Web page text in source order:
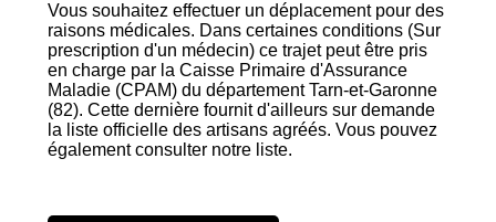
Vous souhaitez effectuer un déplacement pour des
raisons médicales. Dans certaines conditions (Sur
prescription d'un médecin) ce trajet peut être pris
en charge par la Caisse Primaire d'Assurance
Maladie (CPAM) du département Tarn-et-Garonne
(82). Cette dernière fournit d'ailleurs sur demande
la liste officielle des artisans agréés. Vous pouvez
également consulter notre liste.